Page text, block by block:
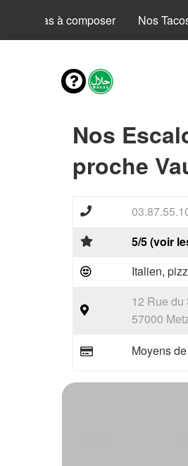
Pizzas à composer Nos
Nos
proche
5/5 (voir
Italien,
12 Rue du
57000
Moyens